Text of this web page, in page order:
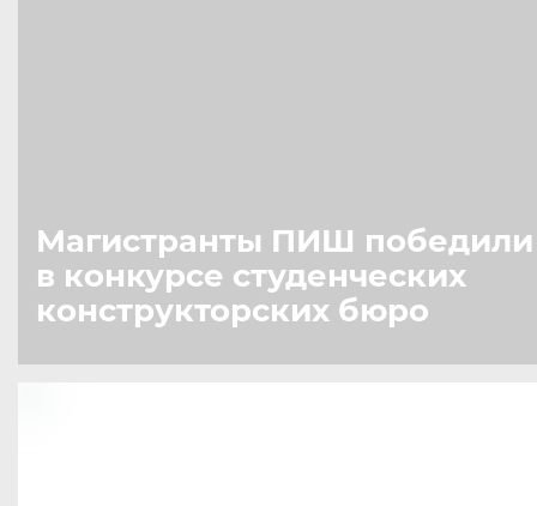
Магистранты ПИШ победили
в конкурсе студенческих
конструкторских бюро